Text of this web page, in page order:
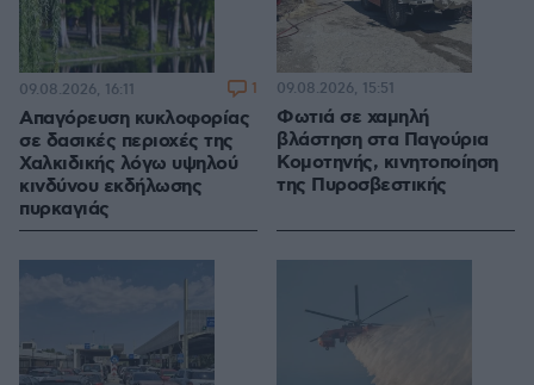
Απαγόρευση κυκλοφορίας
σε δασικές περιοχές της
Χαλκιδικής λόγω υψηλού
κινδύνου εκδήλωσης
πυρκαγιάς
09.08.2026, 16:11 1
Φωτιά σε χαμηλή
βλάστηση στα Παγούρια
Κομοτηνής, κινητοποίηση
της Πυροσβεστικής
09.08.2026, 15:51